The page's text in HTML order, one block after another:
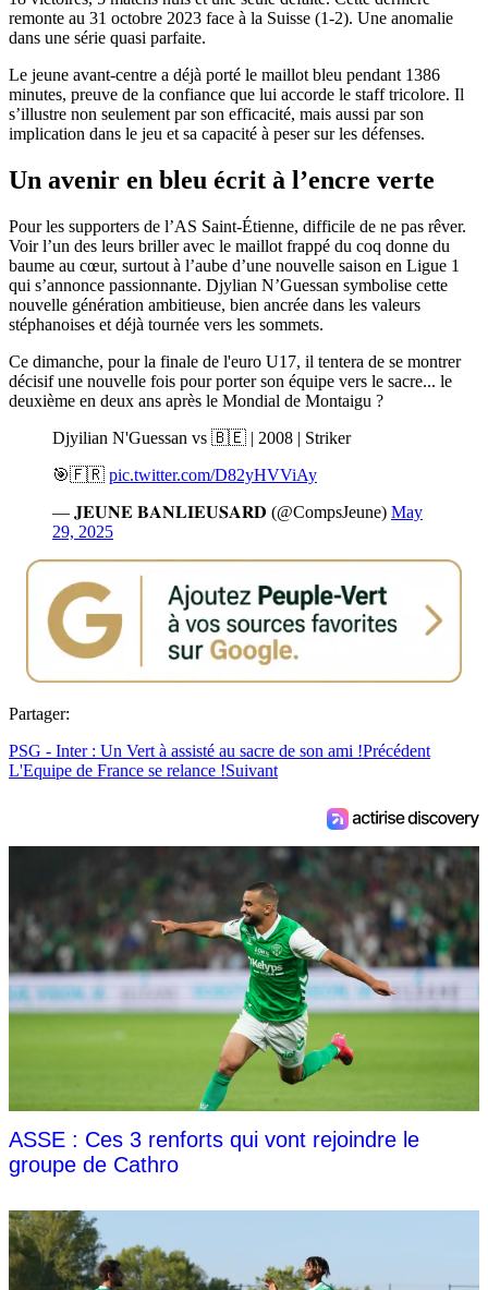
remonte au 31 octobre 2023 face à la Suisse (1-2). Une anomalie
dans une série quasi parfaite.
Le jeune avant-centre a déjà porté le maillot bleu pendant 1386
minutes, preuve de la confiance que lui accorde le staff tricolore. Il
s’illustre non seulement par son efficacité, mais aussi par son
implication dans le jeu et sa capacité à peser sur les défenses.
Un avenir en bleu écrit à l’encre verte
Pour les supporters de l’AS Saint-Étienne, difficile de ne pas rêver.
Voir l’un des leurs briller avec le maillot frappé du coq donne du
baume au cœur, surtout à l’aube d’une nouvelle saison en Ligue 1
qui s’annonce passionnante. Djylian N’Guessan symbolise cette
nouvelle génération ambitieuse, bien ancrée dans les valeurs
stéphanoises et déjà tournée vers les sommets.
Ce dimanche, pour la finale de l'euro U17, il tentera de se montrer
décisif une nouvelle fois pour porter son équipe vers le sacre... le
deuxième en deux ans après le Mondial de Montaigu ?
Djyilian N'Guessan vs 🇧🇪 | 2008 | Striker
🎯🇫🇷 pic.twitter.com/D82yHVViAy
— 𝐉𝐄𝐔𝐍𝐄 𝐁𝐀𝐍𝐋𝐈𝐄𝐔𝐒𝐀𝐑𝐃 (@CompsJeune) May
29, 2025
Partager:
PSG - Inter : Un Vert à assisté au sacre de son ami !Précédent
L'Equipe de France se relance !Suivant
ASSE : Ces 3 renforts qui vont rejoindre le
groupe de Cathro